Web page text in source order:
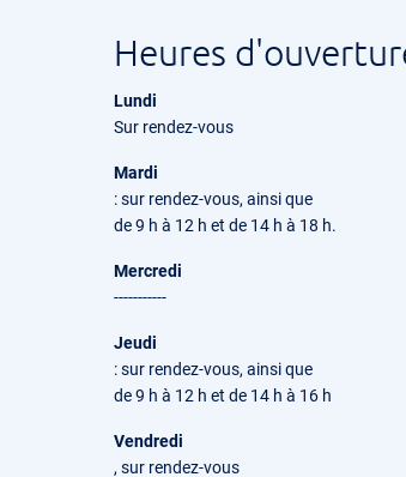
Heures
Lundi
Sur rendez-vous
Mardi
: sur rendez-vous, ainsi que
de 9 h à 12 h et de 14 h à 18 h.
Mercredi
-----------
Jeudi
: sur rendez-vous, ainsi que
de 9 h à 12 h et de 14 h à 16 h
Vendredi
, sur rendez-vous